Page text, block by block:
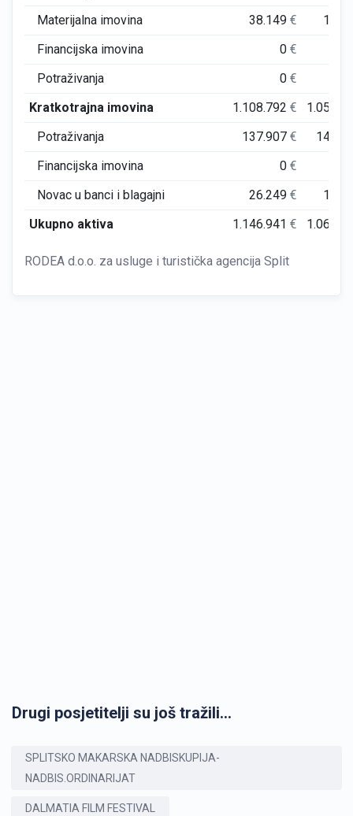
Materijalna imovina
38.149€
Financijska imovina
0€
Potraživanja
0€
Kratkotrajna imovina
1.108.792€
Potraživanja
137.907€
Financijska imovina
0€
Novac u banci i blagajni
26.249€
Ukupno aktiva
1.146.941€
RODEA d.o.o. za usluge i turistička agencija Split
Drugi posjetitelji su još tražili...
SPLITSKO MAKARSKA NADBISKUPIJA-
NADBIS.ORDINARIJAT
DALMATIA FILM FESTIVAL